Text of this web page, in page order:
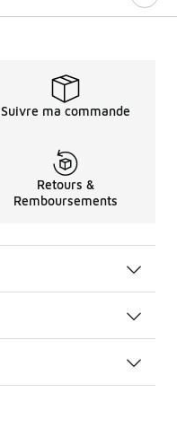
Suivre ma commande
Retours &
Remboursements